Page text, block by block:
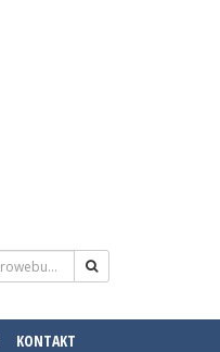
KONTAKT